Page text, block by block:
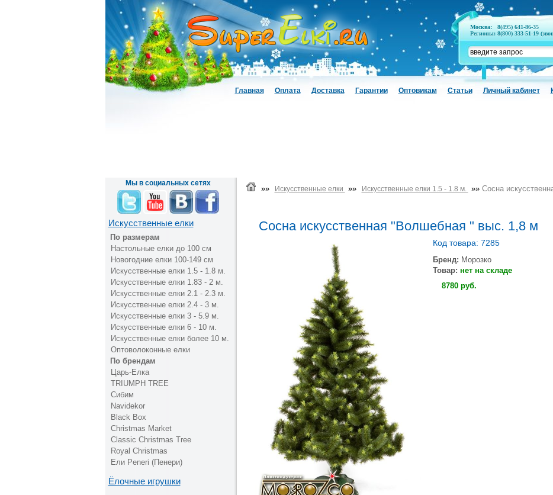
Москва:
8(495) 641-86-35
Регионы: 8(800) 333-51-19
Главная Оплата Доставка Гарантии Оптовикам Статьи Личный кабинет
Мы в социальных сетях
Искусственные елки
По размерам
Настольные елки до 100 см
Новогодние елки 100-149 см
Искусственные елки 1.5 - 1.8 м.
Искусственные елки 1.83 - 2 м.
Искусственные елки 2.1 - 2.3 м.
Искусственные елки 2.4 - 3 м.
Искусственные елки 3 - 5.9 м.
Искусственные елки 6 - 10 м.
Искусственные елки более 10 м.
Оптоволоконные елки
По брендам
Царь-Елка
TRIUMPH TREE
Сибим
Navidekor
Black Box
Christmas Market
Classic Christmas Tree
Royal Christmas
Ели Peneri (Пенери)
Ёлочные игрушки
»» Искусственные елки »» Искусственные елки 1.5 - 1.8 м. »» Сосна
Сосна искусственная "Волшебная " выс. 1,8 м
Код товара: 7285
Бренд: Морозко
Товар: нет на складе
8780 руб.